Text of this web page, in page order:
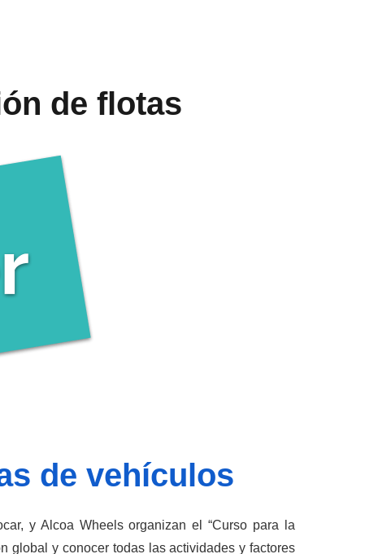
de flotas
de vehículos
y Alcoa Wheels organizan el “Curso para la
global y conocer todas las actividades y factores